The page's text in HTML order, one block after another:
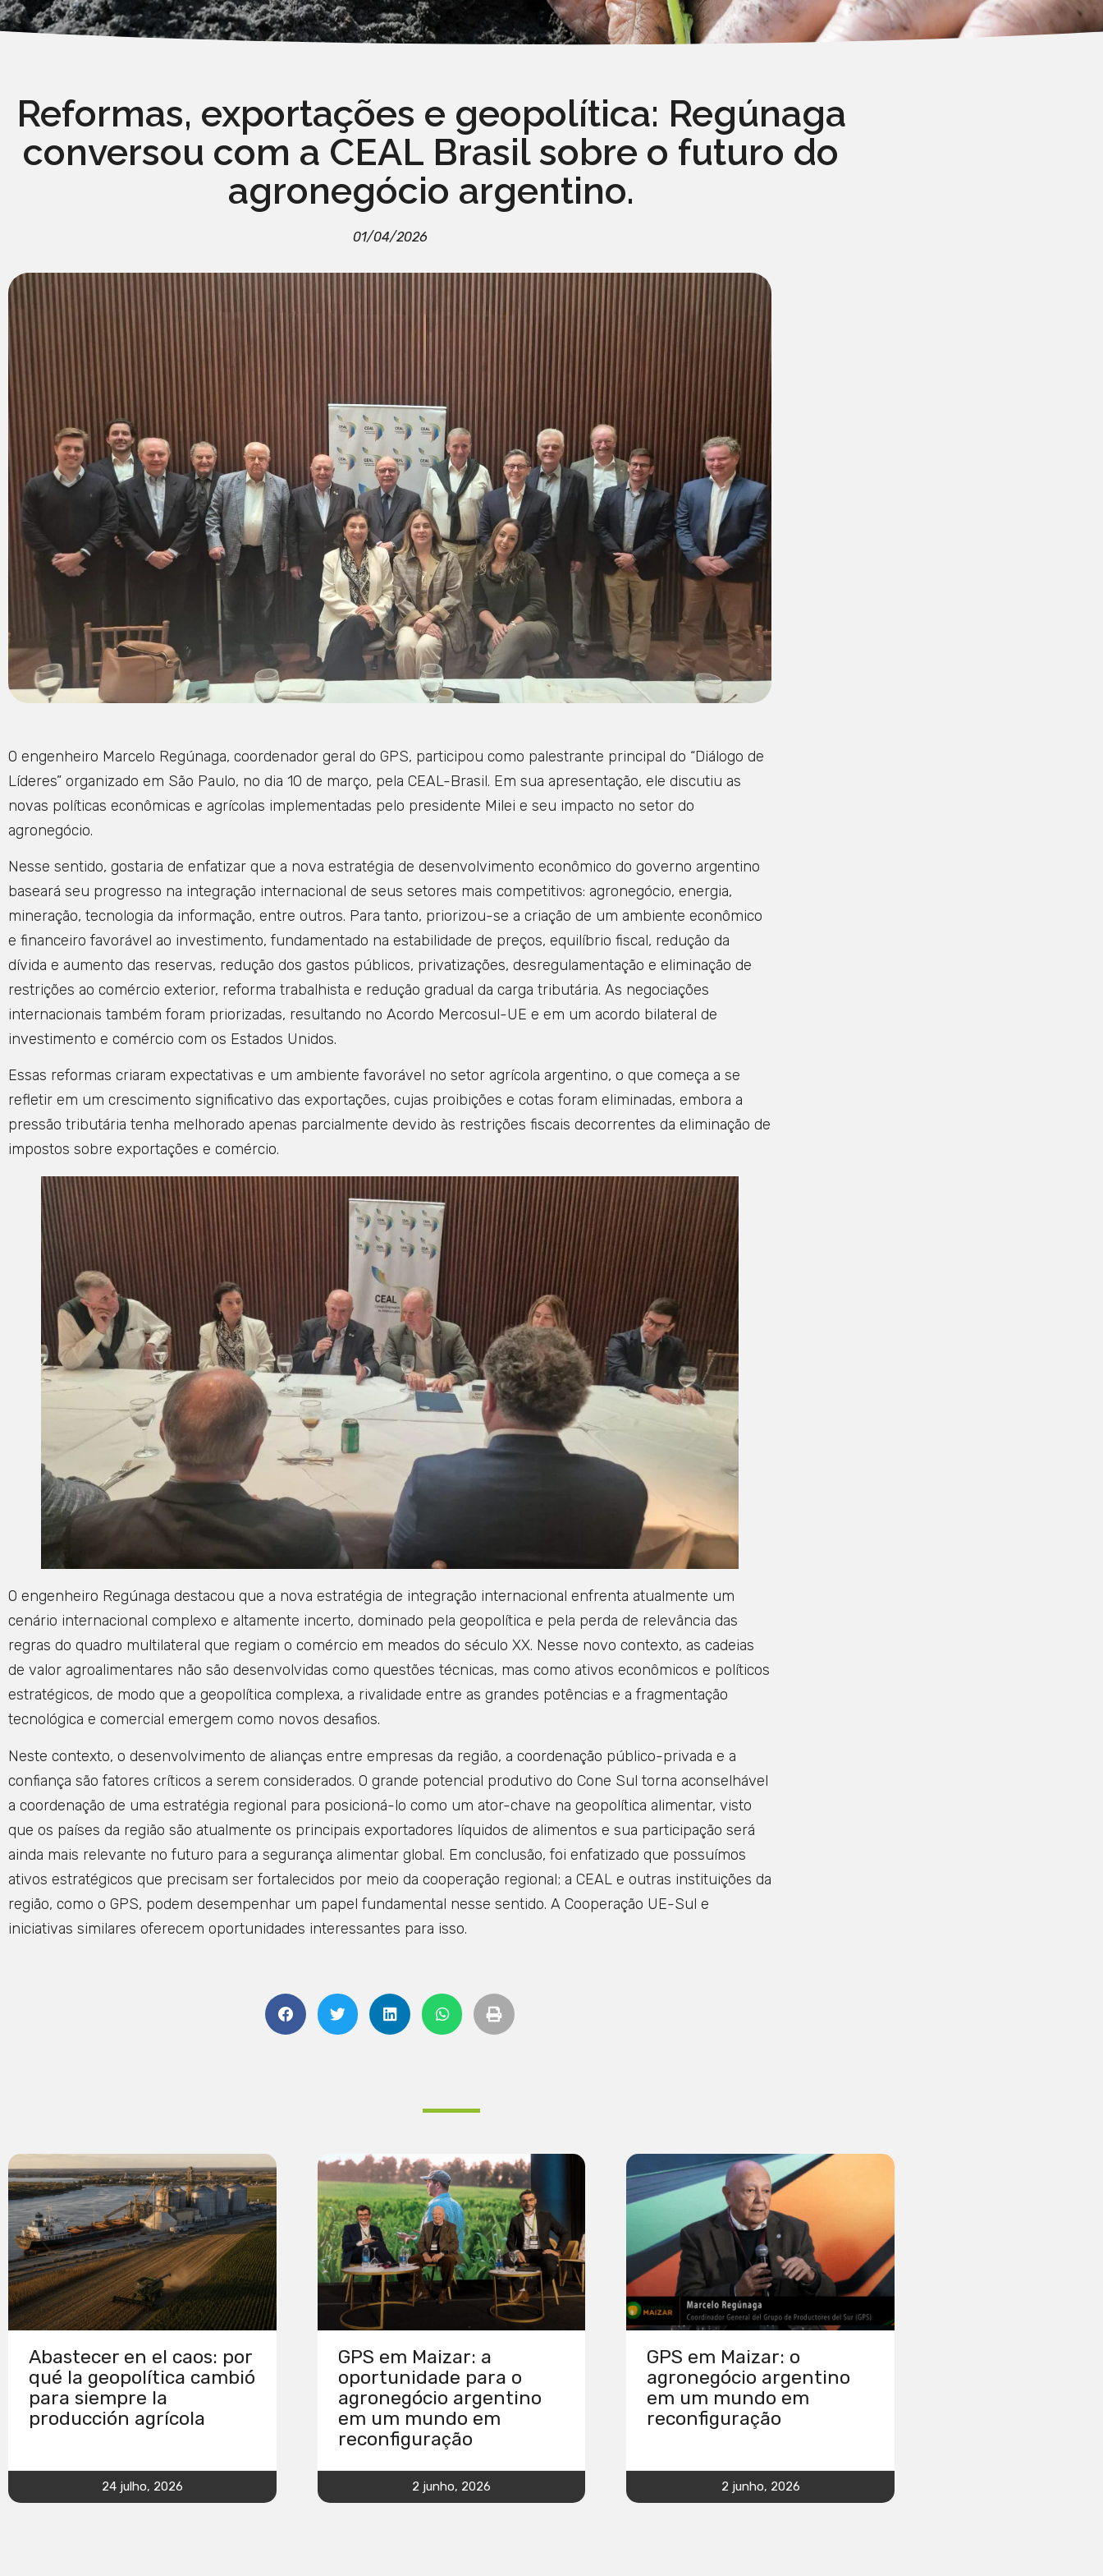
Reformas, exportações e geopolítica: Regúnaga
conversou com a CEAL Brasil sobre o futuro do
agronegócio argentino.
01/04/2026
O engenheiro Marcelo Regúnaga, coordenador geral do GPS, participou como palestrante principal do “Diálogo de
Líderes” organizado em São Paulo, no dia 10 de março, pela CEAL-Brasil. Em sua apresentação, ele discutiu as
novas políticas econômicas e agrícolas implementadas pelo presidente Milei e seu impacto no setor do
agronegócio.
Nesse sentido, gostaria de enfatizar que a nova estratégia de desenvolvimento econômico do governo argentino
baseará seu progresso na integração internacional de seus setores mais competitivos: agronegócio, energia,
mineração, tecnologia da informação, entre outros. Para tanto, priorizou-se a criação de um ambiente econômico
e financeiro favorável ao investimento, fundamentado na estabilidade de preços, equilíbrio fiscal, redução da
dívida e aumento das reservas, redução dos gastos públicos, privatizações, desregulamentação e eliminação de
restrições ao comércio exterior, reforma trabalhista e redução gradual da carga tributária. As negociações
internacionais também foram priorizadas, resultando no Acordo Mercosul-UE e em um acordo bilateral de
investimento e comércio com os Estados Unidos.
Essas reformas criaram expectativas e um ambiente favorável no setor agrícola argentino, o que começa a se
refletir em um crescimento significativo das exportações, cujas proibições e cotas foram eliminadas, embora a
pressão tributária tenha melhorado apenas parcialmente devido às restrições fiscais decorrentes da eliminação de
impostos sobre exportações e comércio.
O engenheiro Regúnaga destacou que a nova estratégia de integração internacional enfrenta atualmente um
cenário internacional complexo e altamente incerto, dominado pela geopolítica e pela perda de relevância das
regras do quadro multilateral que regiam o comércio em meados do século XX. Nesse novo contexto, as cadeias
de valor agroalimentares não são desenvolvidas como questões técnicas, mas como ativos econômicos e políticos
estratégicos, de modo que a geopolítica complexa, a rivalidade entre as grandes potências e a fragmentação
tecnológica e comercial emergem como novos desafios.
Neste contexto, o desenvolvimento de alianças entre empresas da região, a coordenação público-privada e a
confiança são fatores críticos a serem considerados. O grande potencial produtivo do Cone Sul torna aconselhável
a coordenação de uma estratégia regional para posicioná-lo como um ator-chave na geopolítica alimentar, visto
que os países da região são atualmente os principais exportadores líquidos de alimentos e sua participação será
ainda mais relevante no futuro para a segurança alimentar global. Em conclusão, foi enfatizado que possuímos
ativos estratégicos que precisam ser fortalecidos por meio da cooperação regional; a CEAL e outras instituições da
região, como o GPS, podem desempenhar um papel fundamental nesse sentido. A Cooperação UE-Sul e
iniciativas similares oferecem oportunidades interessantes para isso.
Abastecer en el caos: por
qué la geopolítica cambió
para siempre la
producción agrícola
24 julho, 2026
GPS em Maizar: a
oportunidade para o
agronegócio argentino
em um mundo em
reconfiguração
2 junho, 2026
GPS em Maizar: o
agronegócio argentino
em um mundo em
reconfiguração
2 junho, 2026